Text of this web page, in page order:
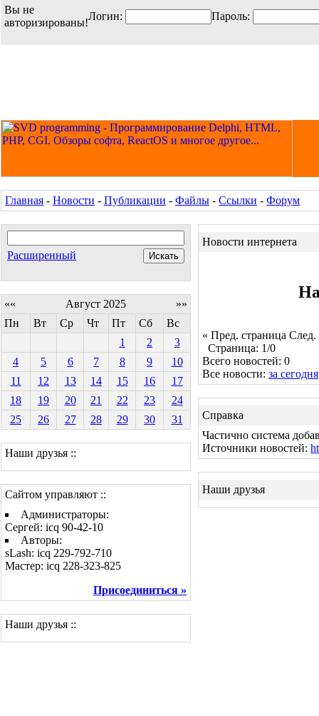
Вы не
авторизированы!
Логин: Пароль:
Главная - Новости - Публикации - Файлы - Ссылки - Форум
Расширенный
«« Август 2025
»»
Пн
Вт Ср Чт Пт Сб
Вс
1
2
3
4
5 6 7 8 9
10
11
12 13 14 15 16
17
18
19 20 21 22 23
24
25
26 27 28 29 30 31
Наши друзья ::
Сайтом управляют ::
Администраторы:
Сергей: icq 90-42-10
Авторы:
sLash: icq 229-792-710
Мастер: icq 228-323-825
Присоединиться »
Наши друзья ::
Новости интернета
« Пред. страница След.
Страница: 1/0
Всего новостей: 0
Все новости: за сегодня
Справка
Частично система
Источники новостей:
Наши друзья